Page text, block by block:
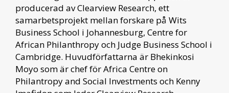
producerad av Clearview Research, ett
samarbetsprojekt mellan forskare på Wits
Business School i Johannesburg, Centre for
African Philanthropy och Judge Business School i
Cambridge. Huvudförfattarna är Bhekinkosi
Moyo som är chef för Africa Centre on
Philantropy and Social Investments och Kenny